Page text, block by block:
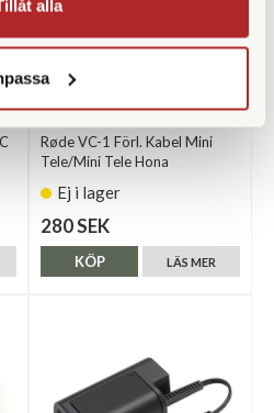
alla
Røde
Røde VC-1 Förl. Kabel Mini
Tele/Mini Tele Hona
Ej i lager
280 SEK
LÄS MER
KÖP